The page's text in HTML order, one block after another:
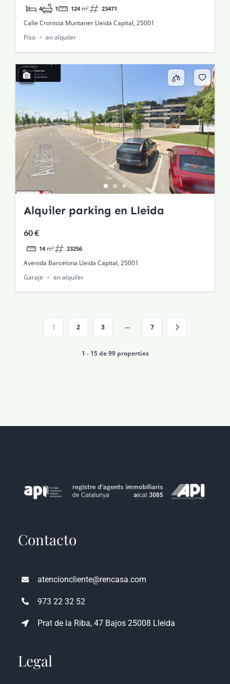
4 1 124 m² 23471
Calle Cronista Muntaner Lleida Capital, 25001
Piso
en alquiler
Alquiler parking en Lleida
60 €
14 m² 23256
Avenida Barcelona Lleida Capital, 25001
Garaje
en alquiler
1 2 3 … 7
1 - 15 de 99 properties
atencioncliente@rencasa.com
973 22 32 52